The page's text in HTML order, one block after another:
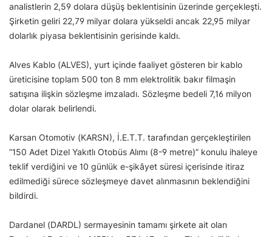
analistlerin 2,59 dolara düşüş beklentisinin üzerinde gerçekleşti.
Şirketin geliri 22,79 milyar dolara yükseldi ancak 22,95 milyar
dolarlık piyasa beklentisinin gerisinde kaldı.
Alves Kablo (ALVES), yurt içinde faaliyet gösteren bir kablo
üreticisine toplam 500 ton 8 mm elektrolitik bakır filmaşin
satışına ilişkin sözleşme imzaladı. Sözleşme bedeli 7,16 milyon
dolar olarak belirlendi.
Karsan Otomotiv (KARSN), İ.E.T.T. tarafından gerçekleştirilen
“150 Adet Dizel Yakıtlı Otobüs Alımı (8-9 metre)” konulu ihaleye
teklif verdiğini ve 10 günlük e-şikâyet süresi içerisinde itiraz
edilmediği sürece sözleşmeye davet alınmasının beklendiğini
bildirdi.
Dardanel (DARDL) sermayesinin tamamı şirkete ait olan